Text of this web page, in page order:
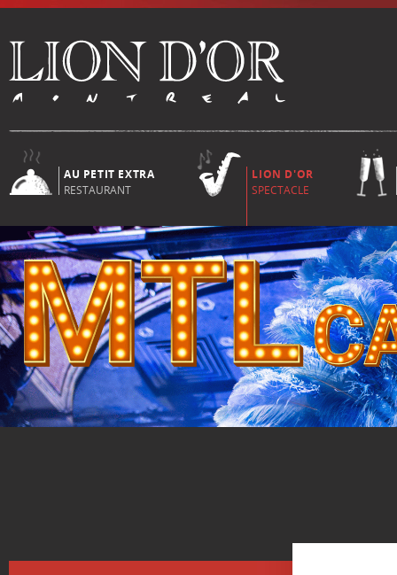
AU PETIT EXTRA
RESTAURANT
LION D'OR
SPECTACLE